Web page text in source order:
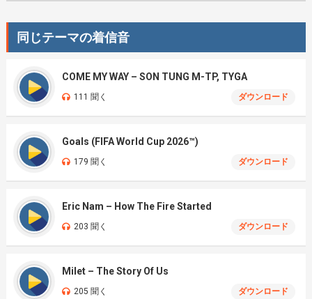
同じテーマの着信音
COME MY WAY – SON TUNG M-TP, TYGA
111 聞く ダウンロード
Goals (FIFA World Cup 2026™)
179 聞く ダウンロード
Eric Nam – How The Fire Started
203 聞く ダウンロード
Milet – The Story Of Us
205 聞く ダウンロード